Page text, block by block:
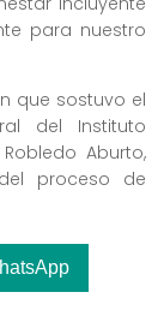
para nuestro
que sostuvo el
del Instituto
Aburto,
proceso de